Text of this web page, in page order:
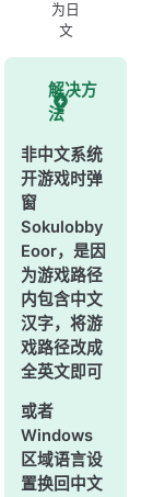
为日
文
解决方
法
非中文系统
开游戏时弹
窗
Sokulobby
Eoor，是因
为游戏路径
内包含中文
汉字，将游
戏路径改成
全英文即可
或者
Windows
区域语言设
置换回中文